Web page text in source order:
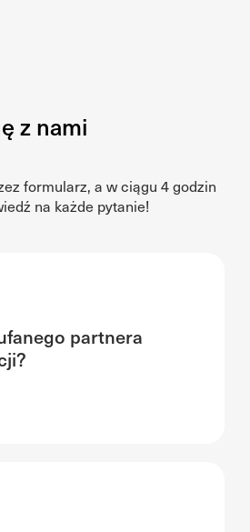
z nami
formularz, a w ciągu 4 godzin
na każde pytanie!
partnera